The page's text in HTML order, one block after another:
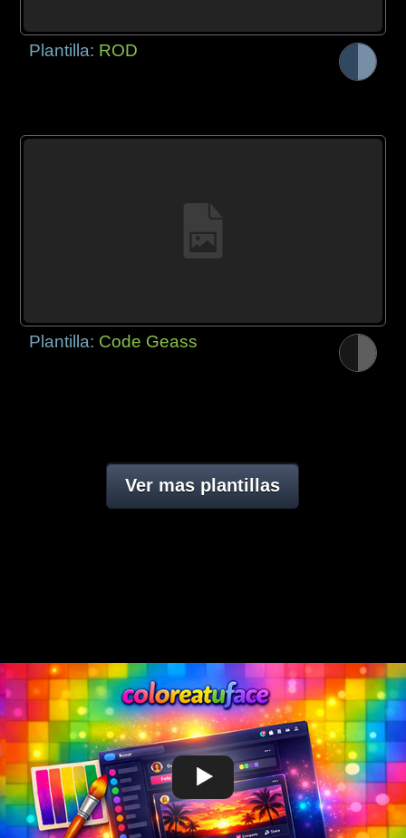
Plantilla: ROD
Plantilla: Code Geass
Ver mas plantillas